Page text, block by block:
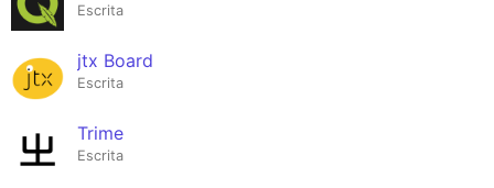
Escrita
jtx Board
Escrita
Trime
Escrita